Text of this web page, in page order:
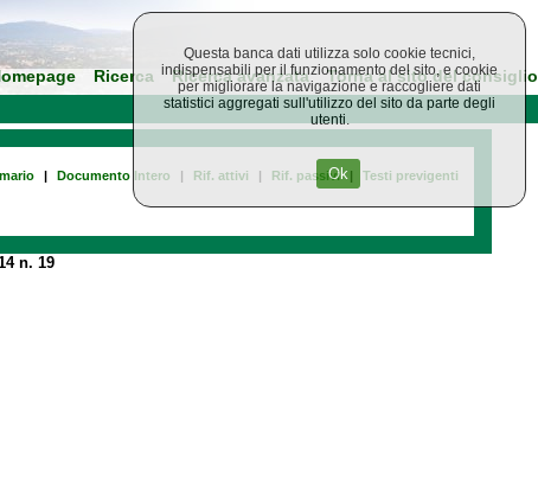
Ricerca Ricerca avanzata Torna al sito del consiglio
| Documento Intero | Rif. attivi | Rif. passivi | Testi previgenti
n. 19
Questa banca dati utilizza solo cookie tecnici,
indispensabili per il funzionamento del sito, e cookie
per migliorare la navigazione e raccogliere dati
statistici aggregati sull'utilizzo del sito da parte degli
utenti.
Ok